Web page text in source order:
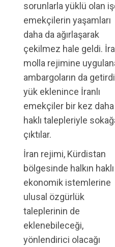
sorunlarla yüklü olan
emekçilerin yaşamları
daha da ağırlaşarak
çekilmez hale geldi.
molla rejimine
ambargoların da
yük eklenince İranlı
emekçiler bir kez daha
haklı talepleriyle
çıktılar.
İran rejimi, Kürdistan
bölgesinde halkın haklı
ekonomik istemlerine
ulusal özgürlük
taleplerinin de
eklenebileceği,
yönlendirici olacağı